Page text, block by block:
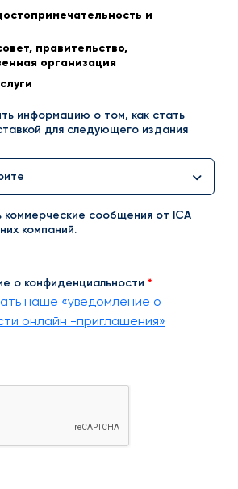
и
правительство,
организация
информацию о том, как стать
для следующего издания
коммерческие сообщения от ICA
компаний.
о конфиденциальности
наше «уведомление о
онлайн -приглашения»